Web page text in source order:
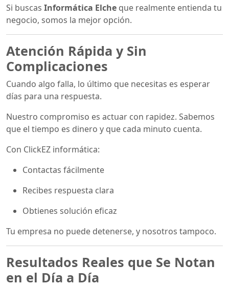
Si buscas Informática Elche que realmente entienda tu
negocio, somos la mejor opción.
Atención Rápida y Sin
Complicaciones
Cuando algo falla, lo último que necesitas es esperar
días para una respuesta.
Nuestro compromiso es actuar con rapidez. Sabemos
que el tiempo es dinero y que cada minuto cuenta.
Con ClickEZ informática:
Contactas fácilmente
Recibes respuesta clara
Obtienes solución eficaz
Tu empresa no puede detenerse, y nosotros tampoco.
Resultados Reales que Se Notan
en el Día a Día